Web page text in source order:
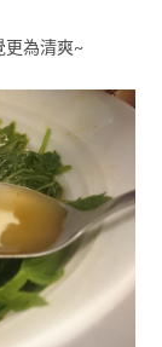
更為清爽~